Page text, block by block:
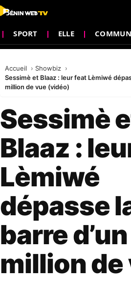
SPORT ELLE
Accueil
Showbiz
Sessimè et Blaaz : leur feat Lèmiwé
million de vue (vidéo)
Sessimè
Blaaz :
Lèmiwé
dépasse
barre d’un
million de